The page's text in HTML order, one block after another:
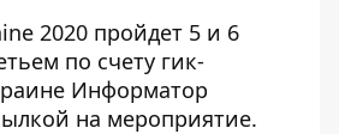
2020 пройдет 5 и 6
по счету гик-
Информатор
на мероприятие.